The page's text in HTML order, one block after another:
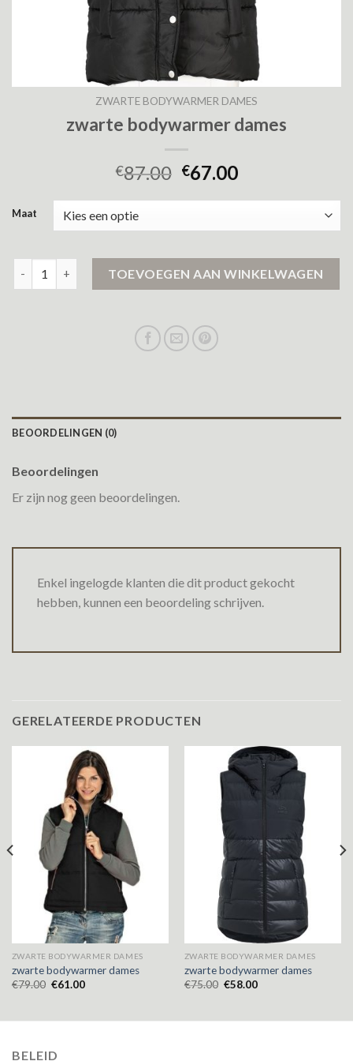
ZWARTE BODYWARMER DAMES
zwarte bodywarmer dames
€87.00 €67.00
Maat
TOEVOEGEN AAN WINKELWAGEN
BEOORDELINGEN (0)
Beoordelingen
Er zijn nog geen beoordelingen.
Enkel ingelogde klanten die dit product gekocht
hebben, kunnen een beoordeling schrijven.
GERELATEERDE PRODUCTEN
ZWARTE BODYWARMER DAMES
zwarte bodywarmer dames
€79.00 €61.00
ZWARTE BODYWARMER DAMES
zwarte bodywarmer dames
€75.00 €58.00
BELEID